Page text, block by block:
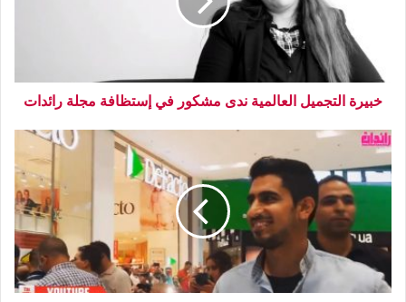
خبيرة التجميل العالمية ندى مشكور في إستظافة مجلة رائدات